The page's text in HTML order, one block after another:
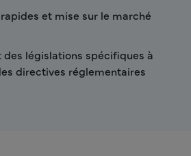
et mise sur le marché
des législations spécifiques à
directives réglementaires